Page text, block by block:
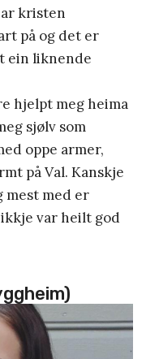
kristen
på og det er
ein liknende
hjelpt meg heima
sjølv som
oppe armer,
på Val. Kanskje
mest med er
var heilt god